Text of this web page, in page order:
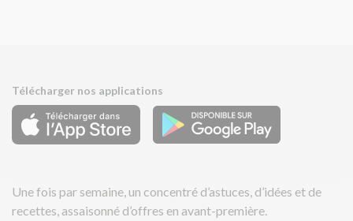
Télécharger nos applications
Une fois par semaine, un concentré d’astuces, d’idées et de
recettes, assaisonné d’offres en avant-première.